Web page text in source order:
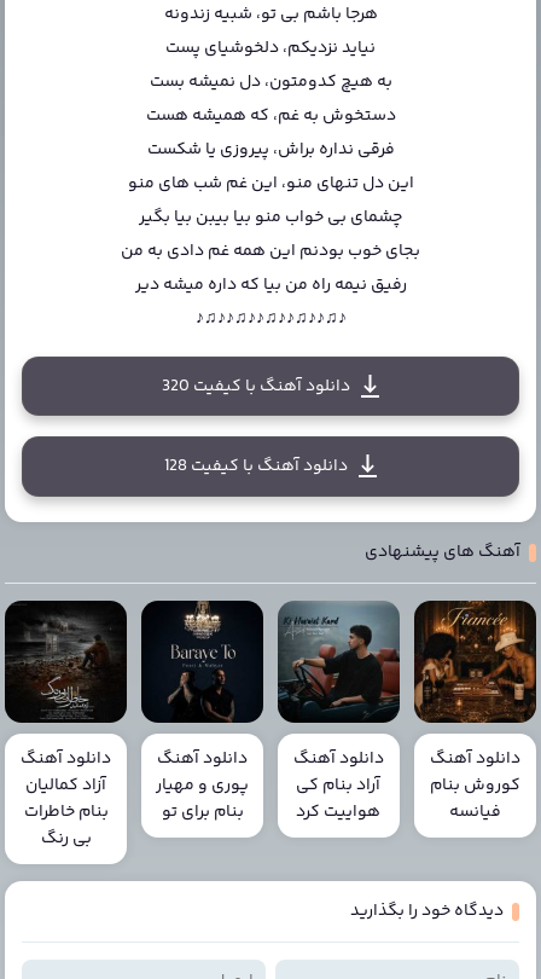
هرجا باشم بی تو، شبیه زندونه
نیاید نزدیکم، دلخوشیای پست
به هیچ کدومتون، دل نمیشه بست
دستخوش به غم، که همیشه هست
فرقی نداره براش، پیروزی یا شکست
این دل تنهای منو، این غم شب های منو
چشمای بی خواب منو بیا بیبن بیا بگیر
بجای خوب بودنم این همه غم دادی به من
رفیق نیمه راه من بیا که داره میشه دیر
♪♫♪♪♫♪♪♫♪♪♫♪♪♫♪
دانلود آهنگ با کیفیت 320
دانلود آهنگ با کیفیت 128
آهنگ های پیشنهادی
دانلود آهنگ
کوروش بنام
فیانسه
دانلود آهنگ
آراد بنام کی
هواییت کرد
دانلود آهنگ
پوری و مهیار
بنام برای تو
دانلود آهنگ
آزاد کمالیان
بنام خاطرات
بی رنگ
دیدگاه خود را بگذارید